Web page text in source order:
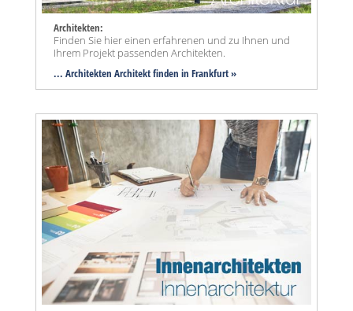
Architekten:
Finden Sie hier einen erfahrenen und zu Ihnen und
Ihrem Projekt passenden Architekten.
... Architekten Architekt finden in Frankfurt »